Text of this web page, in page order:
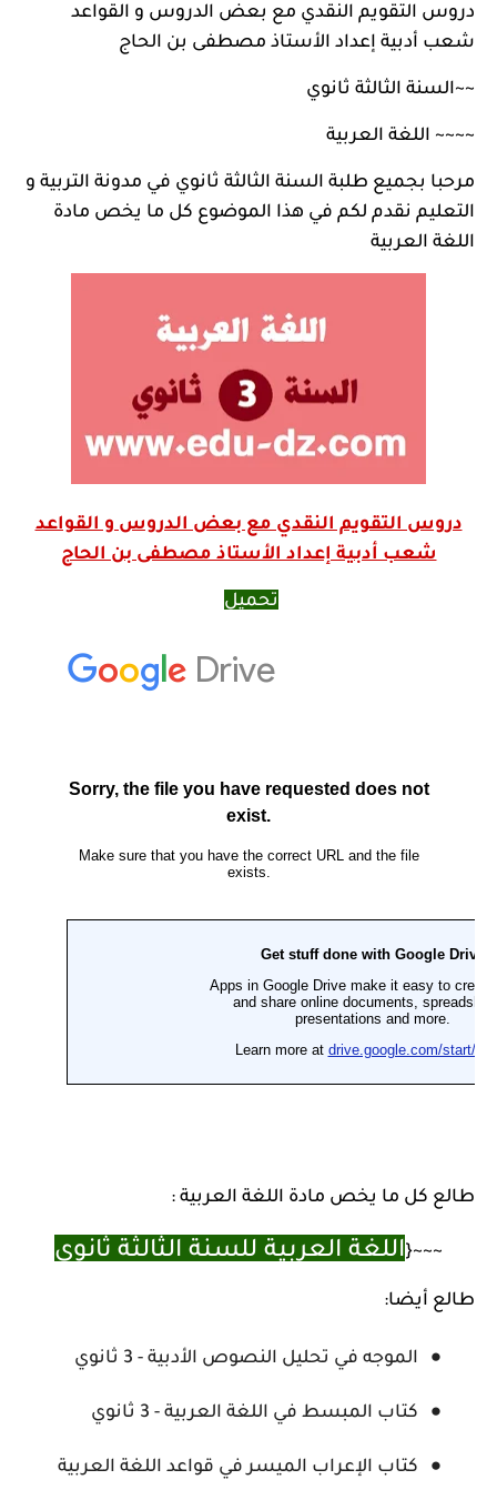
دروس التقويم النقدي مع بعض الدروس و القواعد
شعب أدبية إعداد الأستاذ مصطفى بن الحاج
~~السنة الثالثة ثانوي
~~~~ اللغة العربية
مرحبا بجميع طلبة السنة الثالثة ثانوي في مدونة التربية و
التعليم نقدم لكم في هذا الموضوع كل ما يخص مادة
اللغة العربية
دروس التقويم النقدي مع بعض الدروس و القواعد
شعب أدبية إعداد الأستاذ مصطفى بن الحاج
تحميل
طالع كل ما يخص مادة اللغة العربية :
~~~{اللغة العربية للسنة الثالثة ثانوي
طالع أيضا:
الموجه في تحليل النصوص الأدبية - 3 ثانوي
كتاب المبسط في اللغة العربية - 3 ثانوي
كتاب الإعراب الميسر في قواعد اللغة العربية